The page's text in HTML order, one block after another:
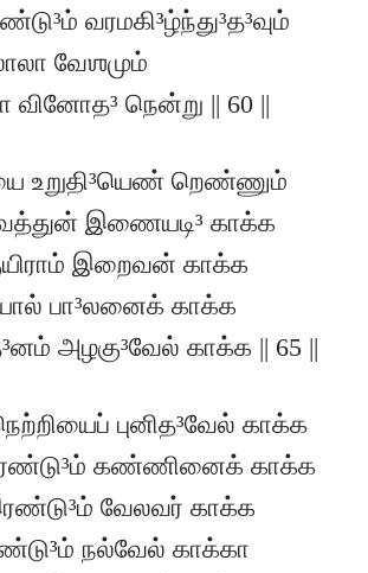
வரமகி³ழ்ந்து³த³வும்
வேஶமும்
வினோத³ நென்று || 60 ||
உறுதி³யெண் றெண்ணும்
இணையடி³ காக்க
இறைவன் காக்க
பா³லனைக் காக்க
அழகு³வேல் காக்க || 65 ||
புனித³வேல் காக்க
கண்ணினைக் காக்க
வேலவர் காக்க
நல்வேல் காக்கா